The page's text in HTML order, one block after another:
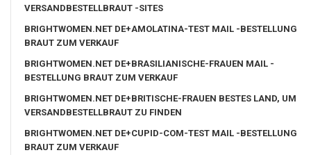
VERSANDBESTELLBRAUT -SITES
BRIGHTWOMEN.NET DE+AMOLATINA-TEST MAIL -BESTELLUNG
BRAUT ZUM VERKAUF
BRIGHTWOMEN.NET DE+BRASILIANISCHE-FRAUEN MAIL -
BESTELLUNG BRAUT ZUM VERKAUF
BRIGHTWOMEN.NET DE+BRITISCHE-FRAUEN BESTES LAND, UM
VERSANDBESTELLBRAUT ZU FINDEN
BRIGHTWOMEN.NET DE+CUPID-COM-TEST MAIL -BESTELLUNG
BRAUT ZUM VERKAUF